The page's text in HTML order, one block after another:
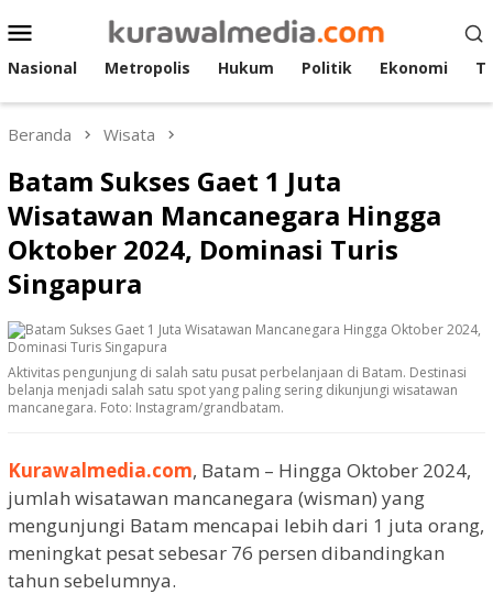
ke
konten
Menu
Mobile
Nasional Metropolis Hukum Politik Ekonomi
Beranda Wisata
Batam Sukses Gaet 1 Juta
Wisatawan Mancanegara Hingga
Oktober 2024, Dominasi Turis
Singapura
Aktivitas pengunjung di salah satu pusat perbelanjaan di Batam. Destinasi
belanja menjadi salah satu spot yang paling sering dikunjungi wisatawan
mancanegara. Foto: Instagram/grandbatam.
Kurawalmedia.com, Batam – Hingga Oktober 2024,
jumlah wisatawan mancanegara (wisman) yang
mengunjungi Batam mencapai lebih dari 1 juta orang,
meningkat pesat sebesar 76 persen dibandingkan
tahun sebelumnya.